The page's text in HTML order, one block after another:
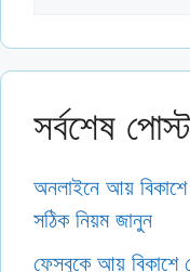
সর্বশেষ
অনলাইনে আয়
সঠিক নিয়ম জানুন
ফেসবুকে আয় বিকাশে